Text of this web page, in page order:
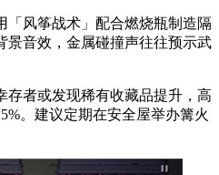
「风筝战术」配合燃烧瓶制造隔
景音效，金属碰撞声往往预示武
存者或发现稀有收藏品提升，高
。建议定期在安全屋举办篝火